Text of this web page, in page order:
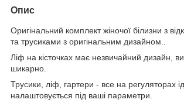
Опис
Оригінальний комплект жіночої білизни з
та трусиками з оригінальним дизайном..
Ліф на кісточках має незвичайний дизайн,
шикарно.
Трусики, ліф, гартери - все на регуляторах
налаштовується під ваші параметри.